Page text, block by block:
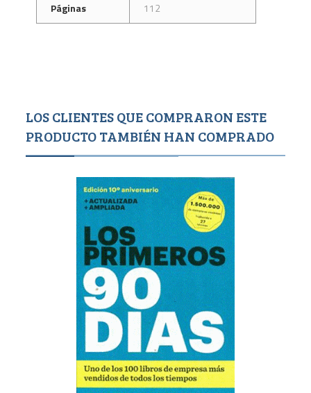
Páginas
112
LOS CLIENTES QUE COMPRARON ESTE
PRODUCTO TAMBIÉN HAN COMPRADO
Agotado